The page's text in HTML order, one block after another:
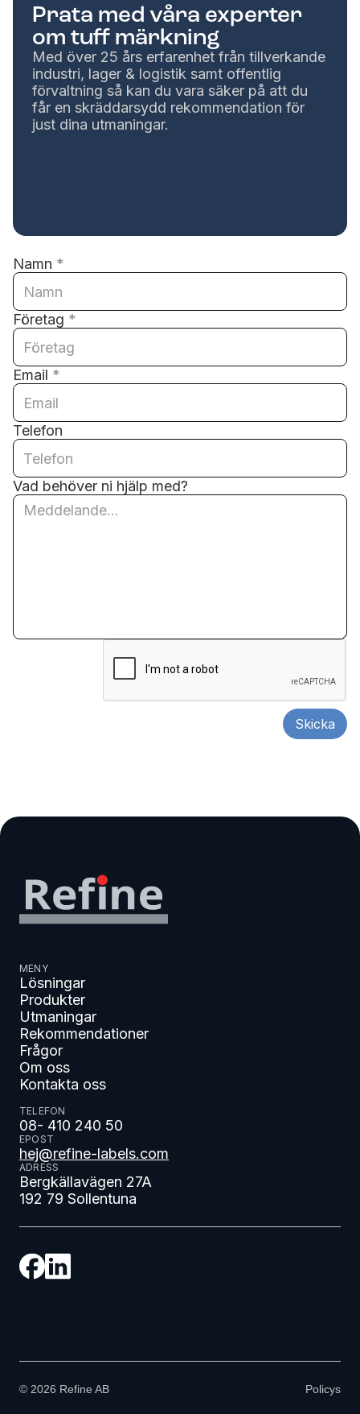
Prata med våra experter
om tuff märkning
Med över 25 års erfarenhet från tillverkande
industri, lager & logistik samt offentlig
förvaltning så kan du vara säker på att du
får en skräddarsydd rekommendation för
just dina utmaningar.
Namn *
Företag *
Email *
Telefon
Vad behöver ni hjälp med?
MENY
Lösningar
Produkter
Utmaningar
Rekommendationer
Frågor
Om oss
Kontakta oss
TELEFON
08- 410 240 50
EPOST
hej@refine-labels.com
ADRESS
Bergkällavägen 27A
192 79 Sollentuna
© 2026 Refine AB Policys